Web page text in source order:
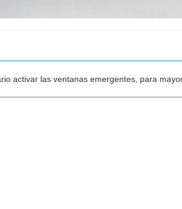
activar las ventanas emergentes, para